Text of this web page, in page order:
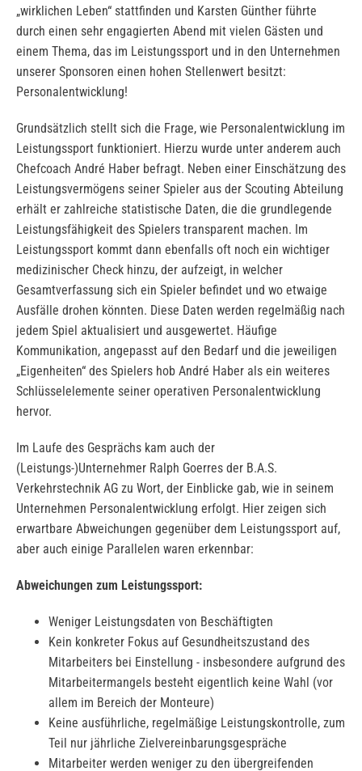
„wirklichen Leben“ stattfinden und Karsten Günther führte
durch einen sehr engagierten Abend mit vielen Gästen und
einem Thema, das im Leistungssport und in den Unternehmen
unserer Sponsoren einen hohen Stellenwert besitzt:
Personalentwicklung!
Grundsätzlich stellt sich die Frage, wie Personalentwicklung im
Leistungssport funktioniert. Hierzu wurde unter anderem auch
Chefcoach André Haber befragt. Neben einer Einschätzung des
Leistungsvermögens seiner Spieler aus der Scouting Abteilung
erhält er zahlreiche statistische Daten, die die grundlegende
Leistungsfähigkeit des Spielers transparent machen. Im
Leistungssport kommt dann ebenfalls oft noch ein wichtiger
medizinischer Check hinzu, der aufzeigt, in welcher
Gesamtverfassung sich ein Spieler befindet und wo etwaige
Ausfälle drohen könnten. Diese Daten werden regelmäßig nach
jedem Spiel aktualisiert und ausgewertet. Häufige
Kommunikation, angepasst auf den Bedarf und die jeweiligen
„Eigenheiten“ des Spielers hob André Haber als ein weiteres
Schlüsselelemente seiner operativen Personalentwicklung
hervor.
Im Laufe des Gesprächs kam auch der
(Leistungs-)Unternehmer Ralph Goerres der B.A.S.
Verkehrstechnik AG zu Wort, der Einblicke gab, wie in seinem
Unternehmen Personalentwicklung erfolgt. Hier zeigen sich
erwartbare Abweichungen gegenüber dem Leistungssport auf,
aber auch einige Parallelen waren erkennbar:
Abweichungen zum Leistungssport:
Weniger Leistungsdaten von Beschäftigten
Kein konkreter Fokus auf Gesundheitszustand des
Mitarbeiters bei Einstellung - insbesondere aufgrund des
Mitarbeitermangels besteht eigentlich keine Wahl (vor
allem im Bereich der Monteure)
Keine ausführliche, regelmäßige Leistungskontrolle, zum
Teil nur jährliche Zielvereinbarungsgespräche
Mitarbeiter werden weniger zu den übergreifenden